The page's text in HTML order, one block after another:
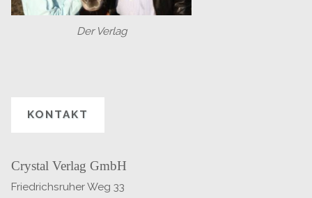
Der Verlag
KONTAKT
Crystal Verlag GmbH
Friedrichsruher Weg 33